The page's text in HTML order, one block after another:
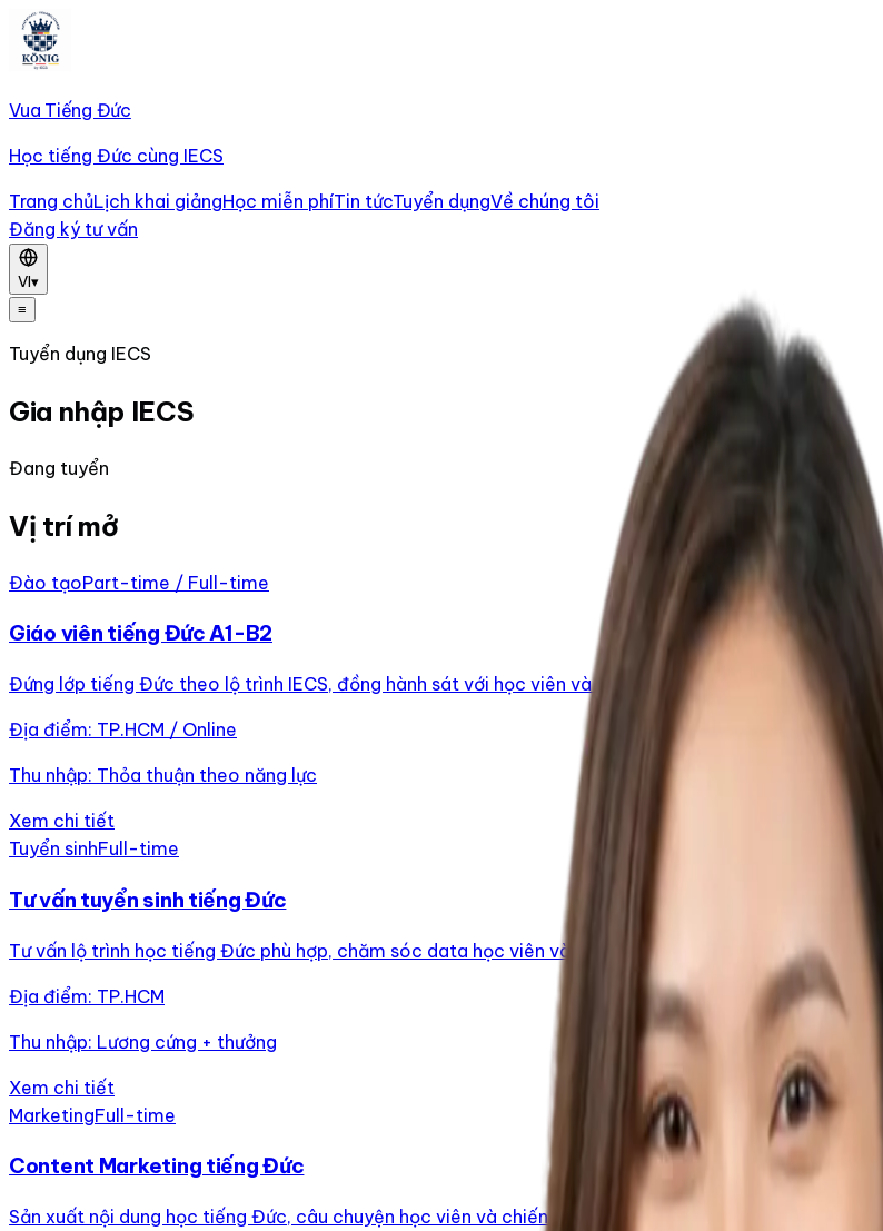
Vua Tiếng Đức
Học tiếng Đức cùng IECS
Trang chủLịch khai giảngHọc miễn phíTin tứcTuyển dụngVề chúng tôi
Đăng ký tư vấn
VI▾
≡
Tuyển dụng IECS
Gia nhập IECS
Đang tuyển
Vị trí mở
Đào tạoPart-time / Full-time
Giáo viên tiếng Đức A1-B2
Đứng lớp tiếng Đức theo lộ trình IECS, đồng hành sát với học viên và phối hợp cải tiến tài liệu học.
Địa điểm: TP.HCM / Online
Thu nhập: Thỏa thuận theo năng lực
Xem chi tiết
Tuyển sinhFull-time
Tư vấn tuyển sinh tiếng Đức
Tư vấn lộ trình học tiếng Đức phù hợp, chăm sóc data học viên và phối hợp chốt lớp khai giảng.
Địa điểm: TP.HCM
Thu nhập: Lương cứng + thưởng
Xem chi tiết
MarketingFull-time
Content Marketing tiếng Đức
Sản xuất nội dung học tiếng Đức, câu chuyện học viên và chiến dịch truyền thông cho hệ sinh thái IECS.